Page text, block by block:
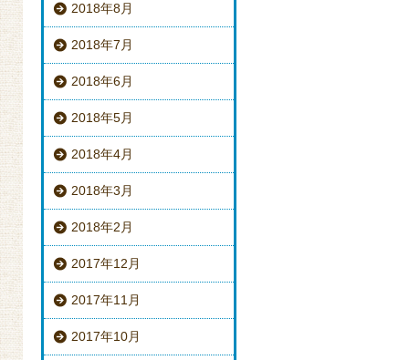
2018年8月
2018年7月
2018年6月
2018年5月
2018年4月
2018年3月
2018年2月
2017年12月
2017年11月
2017年10月